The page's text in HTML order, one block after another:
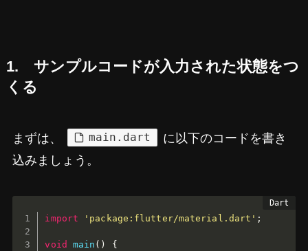
1. サンプルコードが入力された状態をつ
くる
まずは、 main.dart
に以下のコードを書き
込みましょう。
import 'package:flutter/material.dart' ;
void main ( )
{